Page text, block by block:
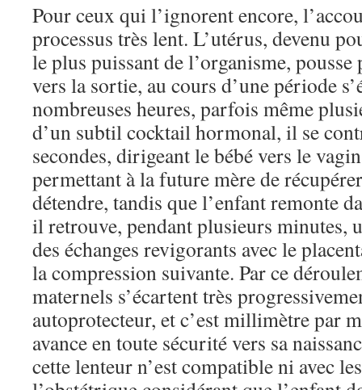
Pour ceux qui l’ignorent encore,
processus très lent. L’utérus, devenu
le plus puissant de l’organisme,
vers la sortie, au cours d’une période
nombreuses heures, parfois même
d’un subtil cocktail hormonal, il se
secondes, dirigeant le bébé vers le
permettant à la future mère de
détendre, tandis que l’enfant remonte
il retrouve, pendant plusieurs minutes,
des échanges revigorants avec le
la compression suivante. Par ce
maternels s’écartent très
autoprotecteur, et c’est millimètre par
avance en toute sécurité vers sa
cette lenteur n’est compatible ni avec